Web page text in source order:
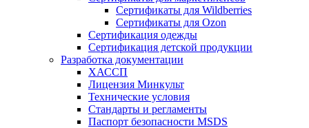
Сертификаты для Wildberries
Сертификаты для Ozon
Сертификация одежды
Сертификация детской продукции
Разработка документации
ХАССП
Лицензия Минкульт
Технические условия
Стандарты и регламенты
Паспорт безопасности MSDS